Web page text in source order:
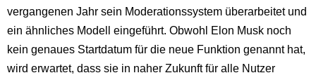
vergangenen Jahr sein Moderationssystem überarbeitet und
ein ähnliches Modell eingeführt. Obwohl Elon Musk noch
kein genaues Startdatum für die neue Funktion genannt hat,
wird erwartet, dass sie in naher Zukunft für alle Nutzer